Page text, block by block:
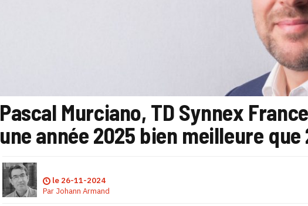
Pascal Murciano, TD Synnex
une année 2025 bien meilleure que
le 26-11-2024
Par Johann Armand